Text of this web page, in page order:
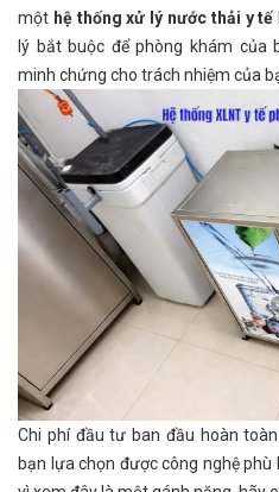
một hệ thống xử lý nước thải y tế
lý bắt buộc để phòng khám của
minh chứng cho trách nhiệm của
Chi phí đầu tư ban đầu hoàn
bạn lựa chọn được công nghệ